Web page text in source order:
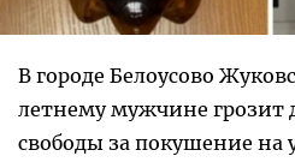
В городе Белоусово
летнему мужчине грозит
свободы за покушение на